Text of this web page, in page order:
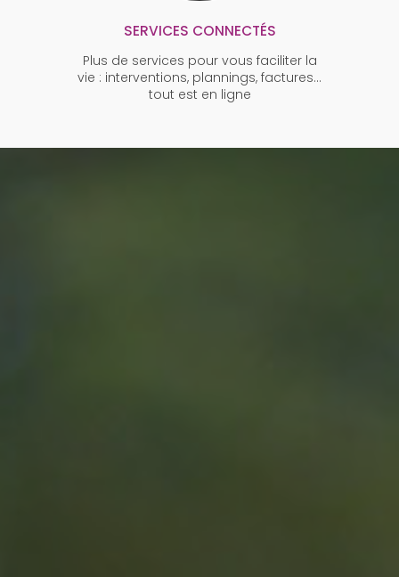
SERVICES CONNECTÉS
Plus de services pour vous faciliter la
vie : interventions, plannings, factures…
tout est en ligne